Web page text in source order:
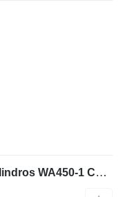
Komatsu 1 Máquina diésel de 6 cilindros WA450-1 Cargadora frontal industrial motor para Komatsu WA450-1 cargadora de ruedas